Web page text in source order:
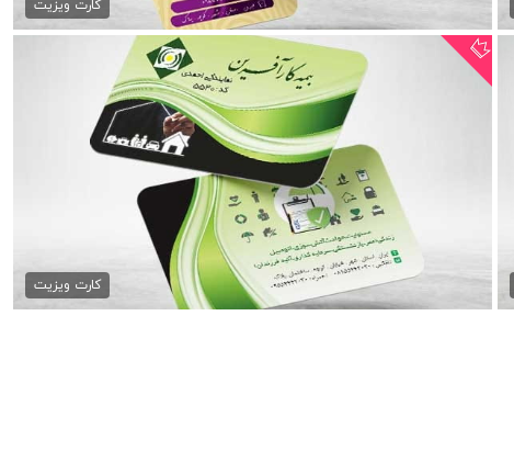
کارت ویزیت
کارت ویزیت بیمه کارآفرین
79,000 تومان
کارت ویزیت